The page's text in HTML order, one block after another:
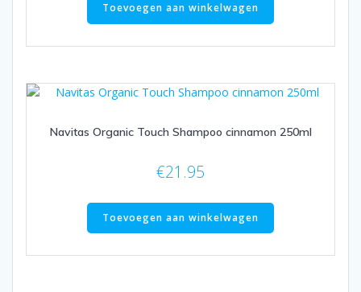
Toevoegen aan winkelwagen
Navitas Organic Touch Shampoo cinnamon 250ml
€21.95
Toevoegen aan winkelwagen